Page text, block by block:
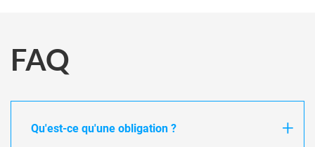
FAQ
Qu'est-ce qu'une obligation ?